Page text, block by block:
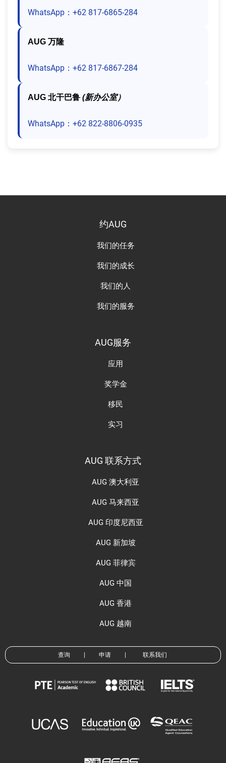
WhatsApp：+62 817-6865-284
AUG 万隆
WhatsApp：+62 817-6867-284
AUG 北干巴鲁 (新办公室）
WhatsApp：+62 822-8806-0935
约AUG
我们的任务
我们的成长
我们的人
我们的服务
AUG服务
应用
奖学金
移民
实习
AUG 联系方式
AUG 澳大利亚
AUG 马来西亚
AUG 印度尼西亚
AUG 新加坡
AUG 菲律宾
AUG 中国
AUG 香港
AUG 越南
查询 申请 联系我们